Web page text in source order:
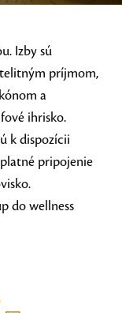
Izby sú
príjmom,
a
ihrisko.
k dispozícii
pripojenie
do wellness